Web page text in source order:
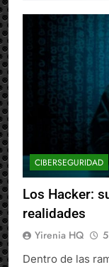
CIBERSEGURIDAD
Los Hacker:
realidades
Yirenia HQ
Dentro de las